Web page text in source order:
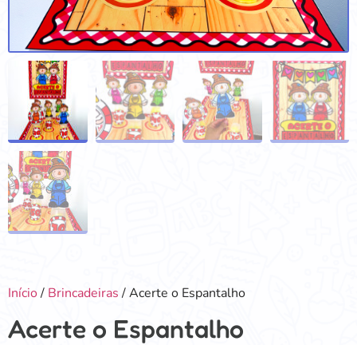
Início/ Brincadeiras/ Acerte o Espantalho
Acerte o Espantalho